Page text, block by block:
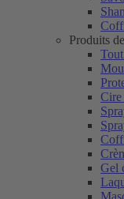
Produits
Cire
Gel